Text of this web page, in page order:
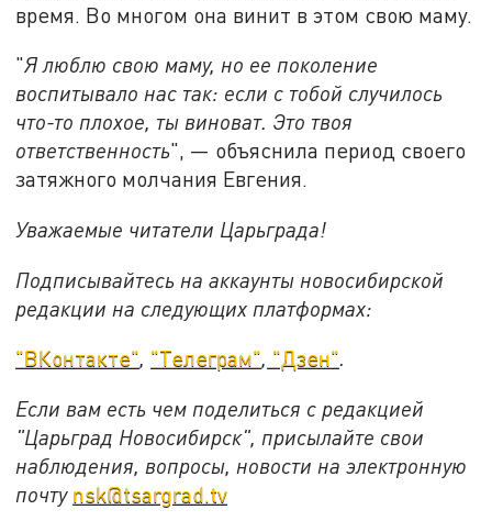
время. Во многом она винит в этом свою маму.
"Я люблю свою маму, но ее поколение
воспитывало нас так: если с тобой случилось
что-то плохое, ты виноват. Это твоя
ответственность", — объяснила период своего
затяжного молчания Евгения.
Уважаемые читатели Царьграда!
Подписывайтесь на аккаунты новосибирской
редакции на следующих платформах:
"ВКонтакте", "Телеграм", "Дзен".
Если вам есть чем поделиться с редакцией
"Царьград Новосибирск", присылайте свои
наблюдения, вопросы, новости на электронную
почту nsk@tsargrad.tv